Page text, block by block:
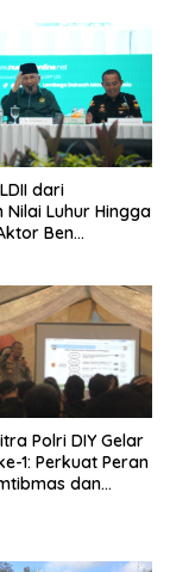
dari
Nilai Luhur Hingga
Ben
Polri DIY Gelar
1: Perkuat Peran
dan